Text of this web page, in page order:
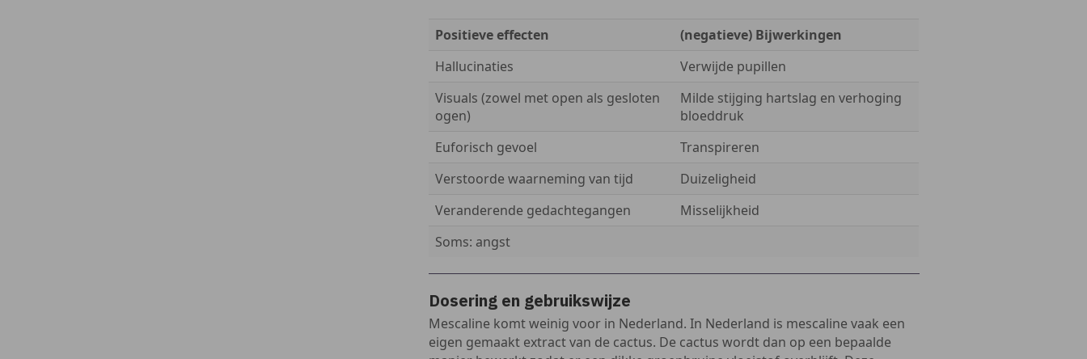
Positieve effecten
(negatieve) Bijwerkingen
Hallucinaties
Verwijde pupillen
Visuals (zowel met open als gesloten
ogen)
Milde stijging hartslag en verhoging
bloeddruk
Euforisch gevoel
Transpireren
Verstoorde waarneming van tijd
Duizeligheid
Veranderende gedachtegangen
Misselijkheid
Soms: angst
Dosering en gebruikswijze
Mescaline komt weinig voor in Nederland. In Nederland is mescaline vaak een
eigen gemaakt extract van de cactus. De cactus wordt dan op een bepaalde